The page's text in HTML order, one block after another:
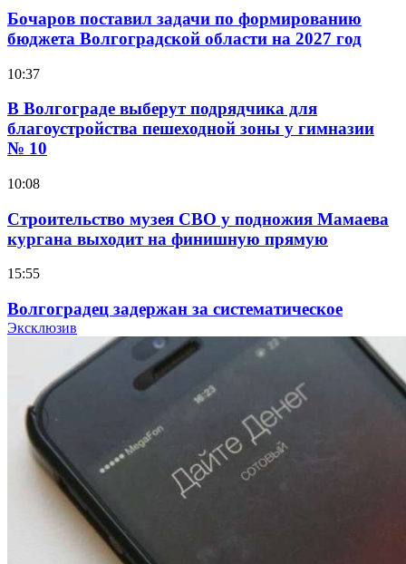
Бочаров поставил задачи по формированию
бюджета Волгоградской области на 2027 год
10:37
В Волгограде выберут подрядчика для
благоустройства пешеходной зоны у гимназии
№ 10
10:08
Строительство музея СВО у подножия Мамаева
кургана выходит на финишную прямую
15:55
Волгоградец задержан за систематическое
распространение фейков о ВС РФ
334 учреждения под контролем: в Волгограде
проверяют готовность школ и детсадов к
учебному году
13:47
Покушение на убийство в Волгограде: девушка
напала на незнакомую женщину с ножом
Эксклюзив